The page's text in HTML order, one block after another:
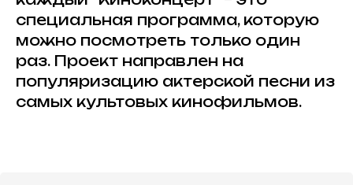
специальная программа, которую
можно посмотреть только один
раз. Проект направлен на
популяризацию актерской песни из
самых культовых кинофильмов.